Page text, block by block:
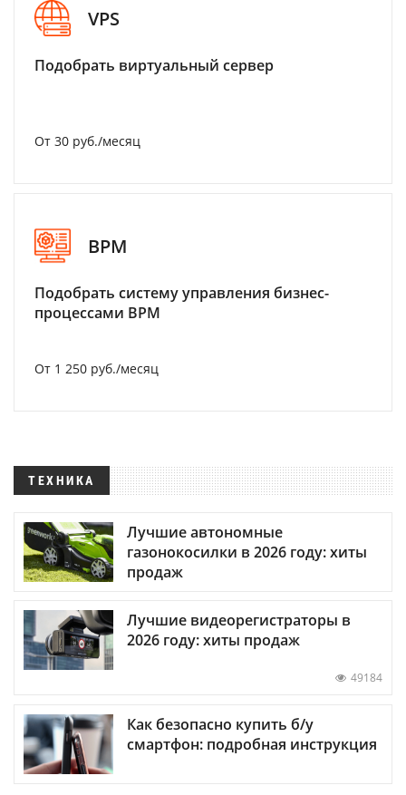
VPS
Подобрать виртуальный сервер
От 30 руб./месяц
BPM
Подобрать систему управления бизнес-
процессами BPM
От 1 250 руб./месяц
ТЕХНИКА
Лучшие автономные
газонокосилки в 2026 году: хиты
продаж
Лучшие видеорегистраторы в
2026 году: хиты продаж
49184
Как безопасно купить б/у
смартфон: подробная инструкция